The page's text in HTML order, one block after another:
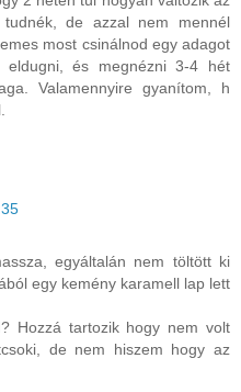
de azzal nem mennél
most csinálnod egy adagot
és megnézni 3-4 hét
Valamennyire gyanítom, h
egyáltalán nem töltött ki
egy kemény karamell lap lett
Hozzá tartozik hogy nem volt
de nem hiszem hogy az